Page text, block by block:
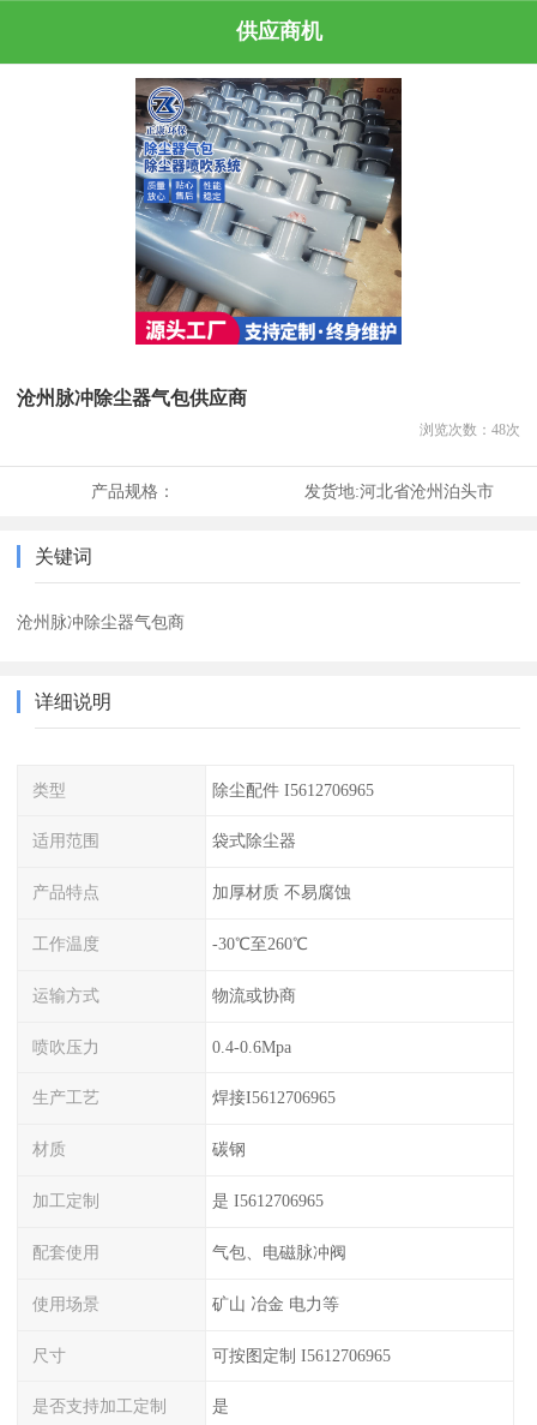
供应商机
沧州脉冲除尘器气包供应商
浏览次数： 48次
产品规格： 发货地:河北省沧州泊头市
关键词
沧州脉冲除尘器气包商
详细说明
类型 除尘配件 I5612706965
适用范围 袋式除尘器
产品特点 加厚材质 不易腐蚀
工作温度 -30℃至260℃
运输方式 物流或协商
喷吹压力 0.4-0.6Mpa
生产工艺 焊接I5612706965
材质 碳钢
加工定制 是 I5612706965
配套使用 气包、电磁脉冲阀
使用场景 矿山 冶金 电力等
尺寸 可按图定制 I5612706965
是否支持加工定制 是